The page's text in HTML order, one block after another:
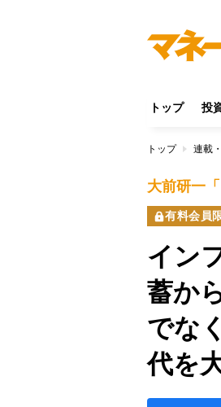
トップ 投
トップ 連載
大前研一
有料会員
イン
蓄か
でな
代を